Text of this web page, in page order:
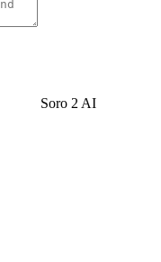
Soro 2 AI